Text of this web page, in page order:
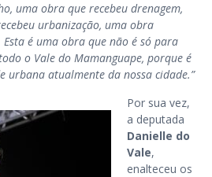
uma obra que recebeu drenagem,
urbanização, uma obra
é uma obra que não é só para
o Vale do Mamanguape, porque é
urbana atualmente da nossa cidade.”
Por sua vez,
a deputada
Danielle do
Vale,
enalteceu os